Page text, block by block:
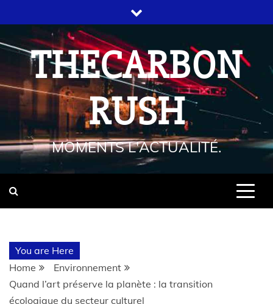
THECARBON
RUSH
MOMENTS L'ACTUALITÉ.
You are Here
Home
Environnement
Quand l’art préserve la planète : la transition
écologique du secteur culturel